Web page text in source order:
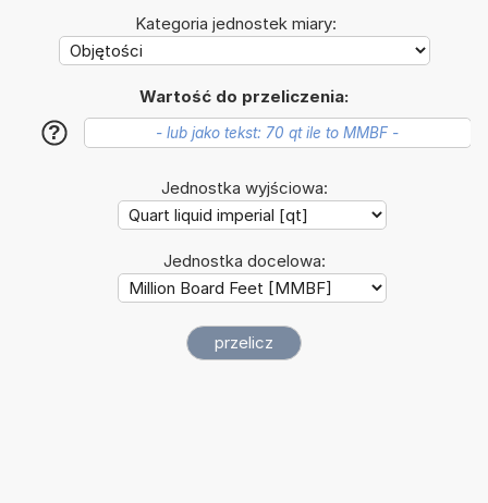
Kategoria jednostek miary:
Wartość do przeliczenia:
?
Jednostka wyjściowa:
Jednostka docelowa: